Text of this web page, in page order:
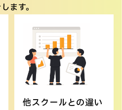
ます。
他スクールとの違い